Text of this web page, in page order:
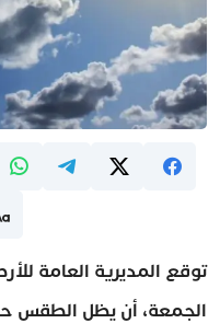
توقع المديرية العامة
الجمعة، أن يظل الطقس